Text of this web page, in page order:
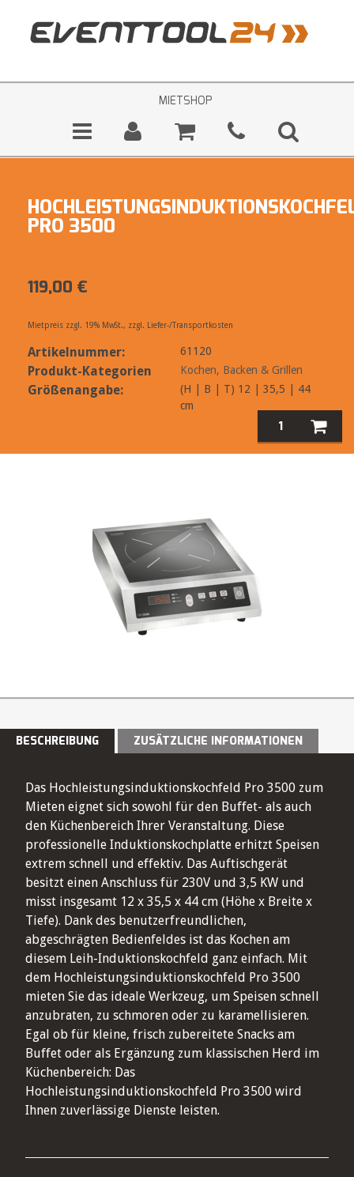
MIETSHOP
PRO 3500
119,00 €
Mietpreis zzgl. 19% MwSt., zzgl. Liefer-/Transportkosten
Artikelnummer: 61120
Produkt-Kategorien Kochen, Backen & Grillen
Größenangabe:
(H | B | T) 12 | 35,5 | 44
cm
BESCHREIBUNG ZUSÄTZLICHE INFORMATIONEN
Das Hochleistungsinduktionskochfeld Pro 3500 zum
Mieten eignet sich sowohl für den Buffet- als auch
den Küchenbereich Ihrer Veranstaltung. Diese
professionelle Induktionskochplatte erhitzt Speisen
extrem schnell und effektiv. Das Auftischgerät
besitzt einen Anschluss für 230V und 3,5 KW und
misst insgesamt 12 x 35,5 x 44 cm (Höhe x Breite x
Tiefe). Dank des benutzerfreundlichen,
abgeschrägten Bedienfeldes ist das Kochen am
diesem Leih-Induktionskochfeld ganz einfach. Mit
dem Hochleistungsinduktionskochfeld Pro 3500
mieten Sie das ideale Werkzeug, um Speisen schnell
anzubraten, zu schmoren oder zu karamellisieren.
Egal ob für kleine, frisch zubereitete Snacks am
Buffet oder als Ergänzung zum klassischen Herd im
Küchenbereich: Das
Hochleistungsinduktionskochfeld Pro 3500 wird
Ihnen zuverlässige Dienste leisten.